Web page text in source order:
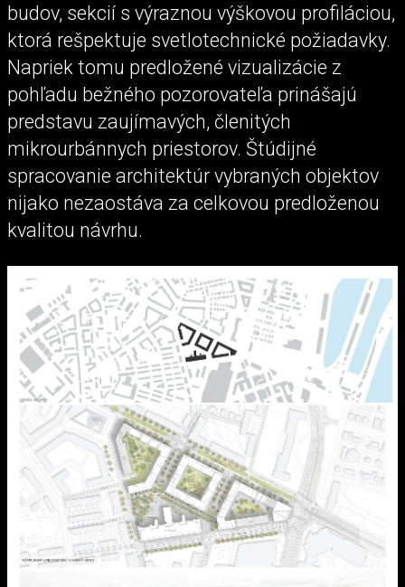
budov, sekcií s výraznou výškovou profiláciou,
ktorá rešpektuje svetlotechnické požiadavky.
Napriek tomu predložené vizualizácie z
pohľadu bežného pozorovateľa prinášajú
predstavu zaujímavých, členitých
mikrourbánnych priestorov. Štúdijné
spracovanie architektúr vybraných objektov
nijako nezaostáva za celkovou predloženou
kvalitou návrhu.